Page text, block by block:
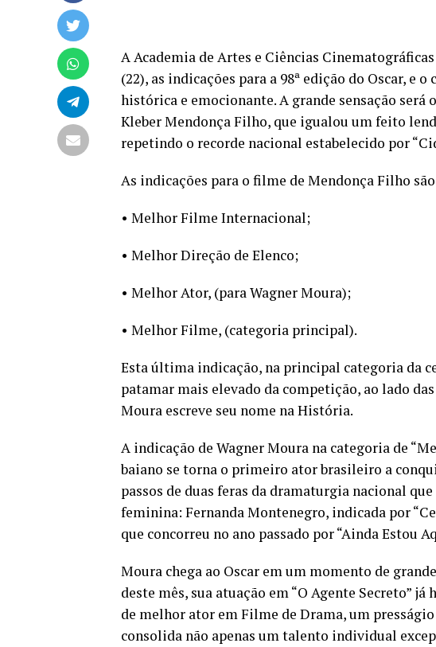
A Academia de Artes e Ciências
(22), as indicações para a 98ª edição do Oscar, e
histórica e emocionante. A grande sensação
Kleber Mendonça Filho, que igualou um feito
repetindo o recorde nacional estabelecido por
As indicações para o filme de Mendonça Filho
• Melhor Filme Internacional;
• Melhor Direção de Elenco;
• Melhor Ator, (para Wagner Moura);
• Melhor Filme, (categoria principal).
Esta última indicação, na principal categoria da
patamar mais elevado da competição, ao lado
Moura escreve seu nome na História.
A indicação de Wagner Moura na categoria de
baiano se torna o primeiro ator brasileiro a
passos de duas feras da dramaturgia nacional
feminina: Fernanda Montenegro, indicada por
que concorreu no ano passado por “Ainda Estou
Moura chega ao Oscar em um momento de
deste mês, sua atuação em “O Agente Secreto”
de melhor ator em Filme de Drama, um
consolida não apenas um talento individual